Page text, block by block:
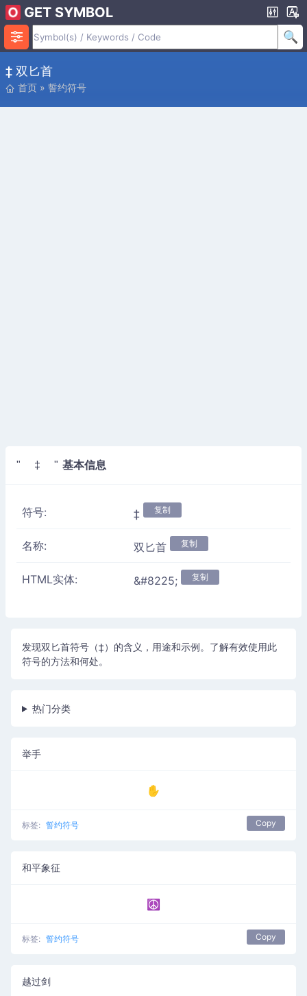
GET SYMBOL
‡ 双匕首
首页 » 誓约符号
" ‡ " 基本信息
符号: ‡ 复制
名称: 双匕首 复制
HTML实体: &#8225; 复制
发现双匕首符号（‡）的含义，用途和示例。了解有效使用此
符号的方法和何处。
热门分类
举手
✋
标签: 誓约符号 Copy
和平象征
☮
标签: 誓约符号 Copy
越过剑